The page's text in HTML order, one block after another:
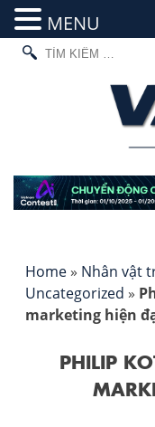
Skip
TÌM
KIẾM
Home » Nhân vật
Uncategorized »
marketing hiện
PHILIP
MENU